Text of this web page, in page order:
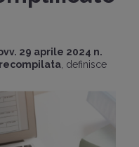
29 aprile 2024 n.
, definisce